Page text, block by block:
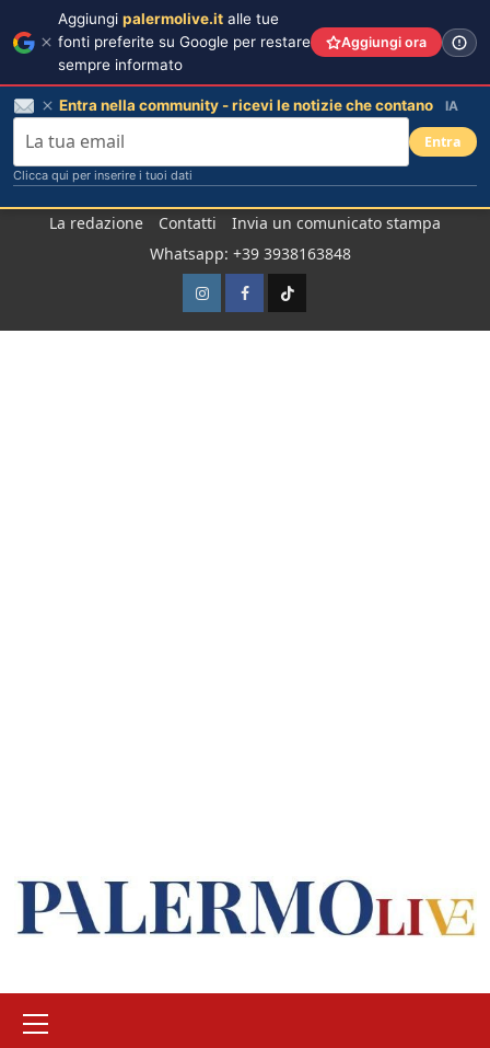
La redazione Contatti
Invia un comunicato stampa
Whatsapp: +39 3938163848
InstagramFacebook
TikTok
principale
Aggiungi palermolive.it alle tue
fonti preferite su Google per restare
sempre informato
Aggiungi ora
Entra nella community - ricevi le notizie che contano IA
Entra
Clicca qui per inserire i tuoi dati